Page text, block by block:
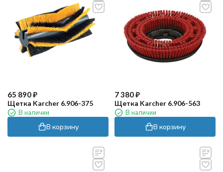
65 890₽
Щетка Karcher 6.906-375
В наличии
В корзину
7 380₽
Щетка Karcher 6.906-563
В наличии
В корзину